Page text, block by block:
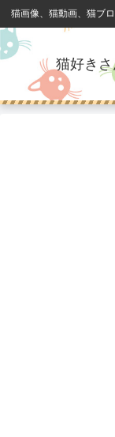
猫画像、猫動画、猫ブ
猫好き